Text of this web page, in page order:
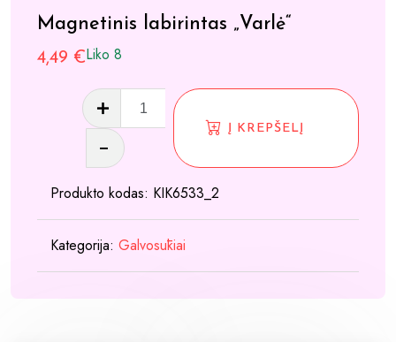
Magnetinis labirintas „Varlė“
4,49 €Liko 8
produkto
kiekis:
Magnetinis
labirintas
„Varlė“
Į KREPŠELĮ
Produkto kodas: KIK6533_2
Kategorija: Galvosūkiai